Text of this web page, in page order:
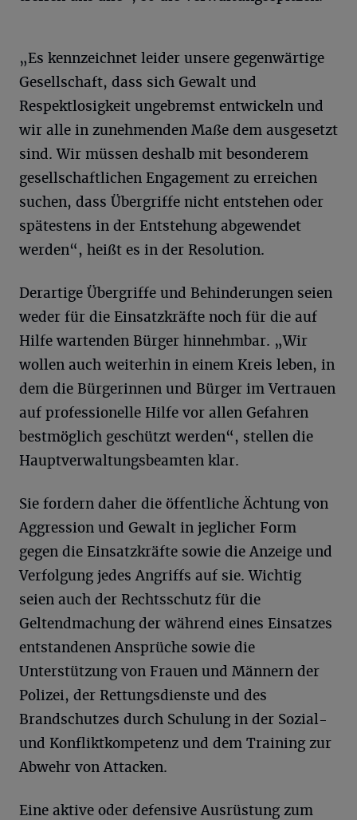
„Es kennzeichnet leider unsere gegenwärtige
Gesellschaft, dass sich Gewalt und
Respektlosigkeit ungebremst entwickeln und
wir alle in zunehmenden Maße dem ausgesetzt
sind. Wir müssen deshalb mit besonderem
gesellschaftlichen Engagement zu erreichen
suchen, dass Übergriffe nicht entstehen oder
spätestens in der Entstehung abgewendet
werden“, heißt es in der Resolution.
Derartige Übergriffe und Behinderungen seien
weder für die Einsatzkräfte noch für die auf
Hilfe wartenden Bürger hinnehmbar. „Wir
wollen auch weiterhin in einem Kreis leben, in
dem die Bürgerinnen und Bürger im Vertrauen
auf professionelle Hilfe vor allen Gefahren
bestmöglich geschützt werden“, stellen die
Hauptverwaltungsbeamten klar.
Sie fordern daher die öffentliche Ächtung von
Aggression und Gewalt in jeglicher Form
gegen die Einsatzkräfte sowie die Anzeige und
Verfolgung jedes Angriffs auf sie. Wichtig
seien auch der Rechtsschutz für die
Geltendmachung der während eines Einsatzes
entstandenen Ansprüche sowie die
Unterstützung von Frauen und Männern der
Polizei, der Rettungsdienste und des
Brandschutzes durch Schulung in der Sozial-
und Konfliktkompetenz und dem Training zur
Abwehr von Attacken.
Eine aktive oder defensive Ausrüstung zum